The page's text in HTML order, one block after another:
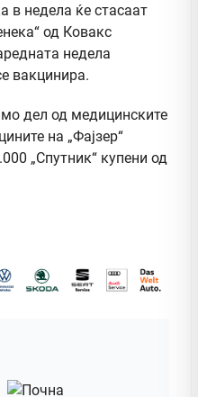
в недела ќе стасаат
од Ковакс
недела
вакцинира.
дел од медицинските
на „Фајзер“
„Спутник“ купени од